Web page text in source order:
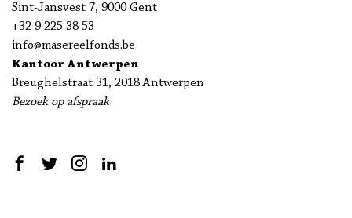
Sint-Jansvest 7, 9000 Gent
+32 9 225 38 53
info@masereelfonds.be
Kantoor Antwerpen
Breughelstraat 31, 2018 Antwerpen
Bezoek op afspraak